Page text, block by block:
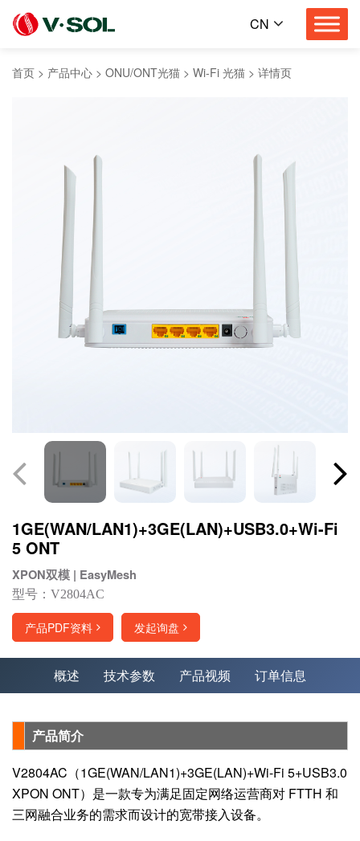
CN
首页 > 产品中心 > ONU/ONT光猫 > Wi-Fi 光猫 > 详情页
1GE(WAN/LAN1)+3GE(LAN)+USB3.0+Wi-Fi
5 ONT
XPON双模 | EasyMesh
型号：V2804AC
产品PDF资料 发起询盘
概述 技术参数 产品视频 订单信息
产品简介
V2804AC（1GE(WAN/LAN1)+3GE(LAN)+Wi-Fi 5+USB3.0
XPON ONT）是一款专为满足固定网络运营商对 FTTH 和
三网融合业务的需求而设计的宽带接入设备。